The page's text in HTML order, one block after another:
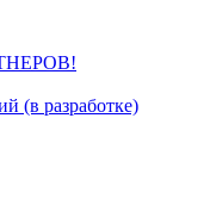
(в разработке)